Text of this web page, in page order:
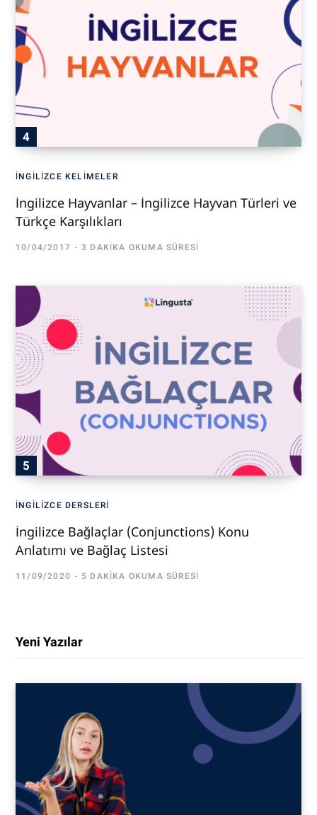
İNGILIZCE KELIMELER
İngilizce Hayvanlar – İngilizce Hayvan Türleri ve
Türkçe Karşılıkları
10/04/2017 3 DAKIKA OKUMA SÜRESI
İNGILIZCE DERSLERI
İngilizce Bağlaçlar (Conjunctions) Konu
Anlatımı ve Bağlaç Listesi
11/09/2020 5 DAKIKA OKUMA SÜRESI
Yeni Yazılar